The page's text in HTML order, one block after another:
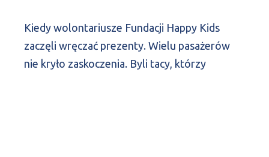
Kiedy wolontariusze Fundacji Happy Kids
zaczęli wręczać prezenty. Wielu pasażerów
nie kryło zaskoczenia. Byli tacy, którzy